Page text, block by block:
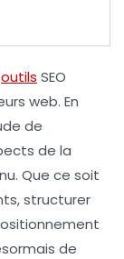
outils SEO
web. En
de
de la
Que ce soit
structurer
de